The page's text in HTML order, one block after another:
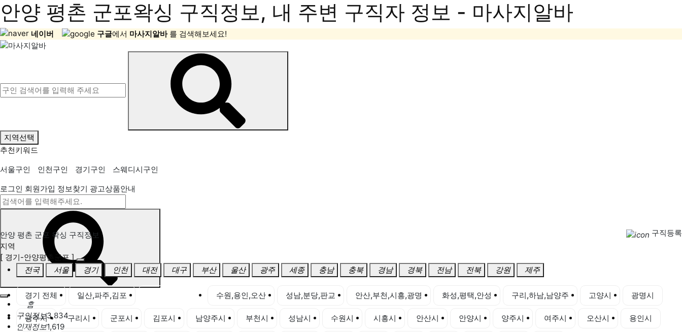
안양 평촌 군포왁싱 구직정보, 내 주변 구직자 정보 - 마사지알바
네이버 구글에서 마사지알바 를 검색해보세요!
지역선택
추천키워드
서울구인
인천구인 경기구인
스웨디시구인
로그인 회원가입 정보찾기 광고상품안내
홈
구인정보3,834
인재정보1,619
안양 평촌 군포 왁싱 구직정보
구직등록
지역
[ 경기-안양평촌군포 ]
전국
서울 경기 인천 대전 대구 부산 울산 광주 세종 충남 충북 경남 경북 전남 전북 강원 제주
경기 전체 일산,파주,김포 수원,용인,오산 성남,분당,판교 안산,부천,시흥,광명 화성,평택,안성 구리,하남,남양주 고양시 광명시
광주시 구리시 군포시 김포시 남양주시 부천시 성남시 수원시 시흥시 안산시 안양시 양주시 여주시 오산시 용인시